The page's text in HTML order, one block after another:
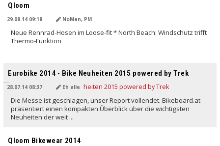
Qloom
29.08.14 09:18 NoMan, PM
Neue Rennrad-Hosen im Loose-fit * North Beach: Windschutz trifft
Thermo-Funktion
Eurobike 2014 - Bike Neuheiten 2015 powered by Trek
28.07.14 08:37 Eh alle
Die Messe ist geschlagen, unser Report vollendet. Bikeboard.at
präsentiert einen kompakten Überblick über die wichtigsten
Neuheiten der weit ...
Qloom Bikewear 2014